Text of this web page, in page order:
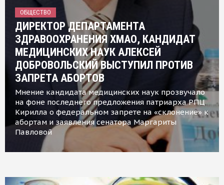
ОБЩЕСТВО
ДИРЕКТОР ДЕПАРТАМЕНТА
ЗДРАВООХРАНЕНИЯ ХМАО, КАНДИДАТ
МЕДИЦИНСКИХ НАУК АЛЕКСЕЙ
ДОБРОВОЛЬСКИЙ ВЫСТУПИЛ ПРОТИВ
ЗАПРЕТА АБОРТОВ
Мнение кандидата медицинских наук прозвучало
на фоне последнего предложения патриарха РПЦ
Кирилла о федеральном запрете на «склонение» к
абортам и заявления сенатора Маргариты
Павловой